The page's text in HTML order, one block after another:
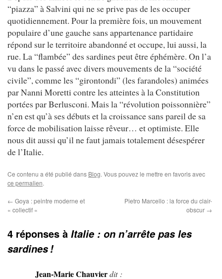
“piazza” à Salvini qui ne se prive pas de les occuper
quotidiennement. Pour la première fois, un mouvement
populaire d’une gauche sans appartenance partidaire
répond sur le territoire abandonné et occupe, lui aussi, la
rue. La “flambée” des sardines peut être éphémère. On l’a
vu dans le passé avec divers mouvements de la “société
civile”, comme les “girontondi” (les farandoles) animées
par Nanni Moretti contre les atteintes à la Constitution
portées par Berlusconi. Mais la “révolution poissonnière”
n’en est qu’à ses débuts et la croissance sans pareil de sa
force de mobilisation laisse rêveur… et optimiste. Elle
nous dit aussi qu’il ne faut jamais totalement désespérer
de l’Italie.
Ce contenu a été publié dans Blog. Vous pouvez le mettre en favoris avec
ce permalien.
← Goya : peintre moderne et
« collectif «
Pietro Marcello : la force du clair-
obscur →
4 réponses à Italie : on n’arrête pas les
sardines !
Jean-Marie Chauvierdit :